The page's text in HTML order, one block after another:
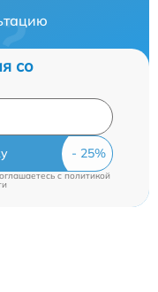
со
c политикой